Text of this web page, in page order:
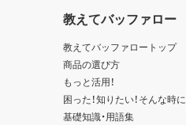
教えてバッファロー
教えてバッファロートップ
商品の選び方
もっと活用！
困った！知りたい！そんな時に
基礎知識・用語集